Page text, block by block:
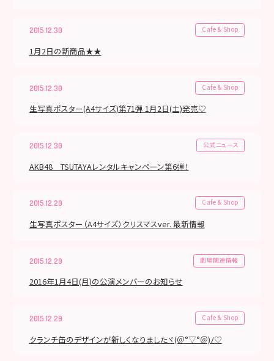
2015.12.30 Cafe & Shop
1月2日の新商品★★
2015.12.30 Cafe & Shop
生写真ポスター(A4サイズ)第71弾 1月2日(土)発売♡
2015.12.30 公式ニュース
AKB48 TSUTAYAレンタルキャンペーン第6弾！
2015.12.29 Cafe & Shop
生写真ポスター（A4サイズ）クリスマスver. 最新情報
2015.12.29 劇場関連情報
2016年1月4日(月)の公演メンバーのお知らせ
2015.12.29 Cafe & Shop
クランチ缶のデザインが新しくなりましたヾ(＠°▽°＠)ﾉ♡